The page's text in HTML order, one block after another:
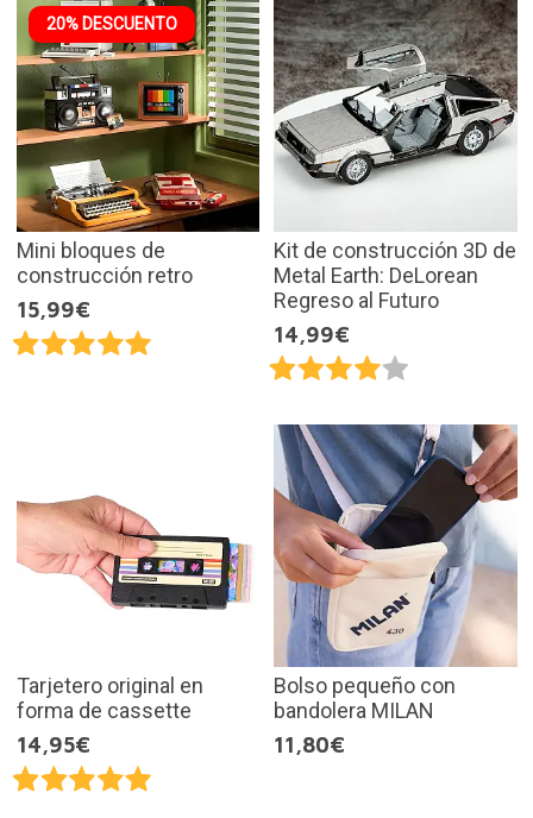
20% DESCUENTO
Mini bloques de
construcción retro
15,99€
Kit de construcción 3D de
Metal Earth: DeLorean
Regreso al Futuro
14,99€
Tarjetero original en
forma de cassette
14,95€
Bolso pequeño con
bandolera MILAN
11,80€